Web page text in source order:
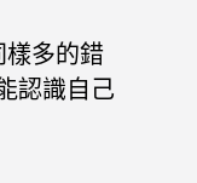
樣多的錯
認識自己